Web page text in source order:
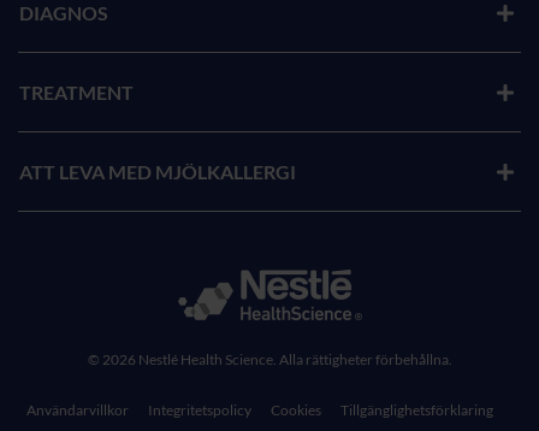
DIAGNOS
TREATMENT
ATT LEVA MED MJÖLKALLERGI
© 2026 Nestlé Health Science. Alla rättigheter förbehållna.
Användarvillkor Integritetspolicy Cookies Tillgänglighetsförklaring